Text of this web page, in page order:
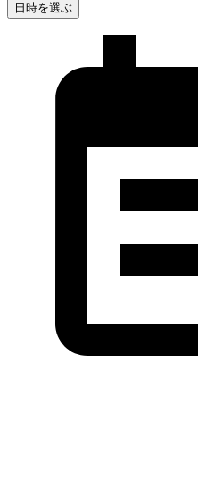
日時を選ぶ